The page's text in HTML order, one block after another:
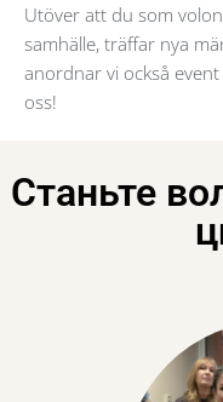
Utöver att du som
samhälle, träffar nya
anordnar vi också
oss!
Станьте